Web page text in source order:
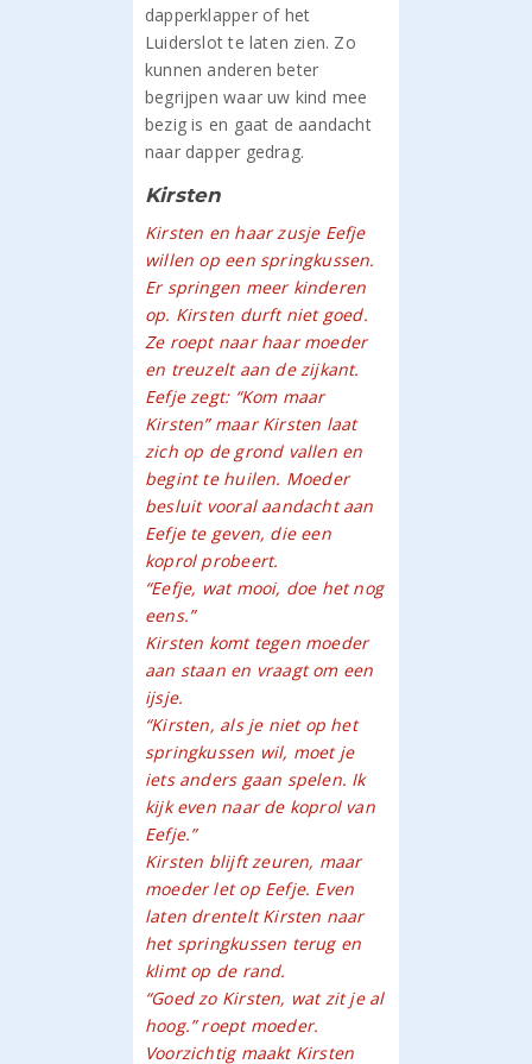
dapperklapper of het
Luiderslot te laten zien. Zo
kunnen anderen beter
begrijpen waar uw kind mee
bezig is en gaat de aandacht
naar dapper gedrag.
Kirsten
Kirsten en haar zusje Eefje
willen op een springkussen.
Er springen meer kinderen
op. Kirsten durft niet goed.
Ze roept naar haar moeder
en treuzelt aan de zijkant.
Eefje zegt: “Kom maar
Kirsten” maar Kirsten laat
zich op de grond vallen en
begint te huilen. Moeder
besluit vooral aandacht aan
Eefje te geven, die een
koprol probeert.
“Eefje, wat mooi, doe het nog
eens.”
Kirsten komt tegen moeder
aan staan en vraagt om een
ijsje.
“Kirsten, als je niet op het
springkussen wil, moet je
iets anders gaan spelen. Ik
kijk even naar de koprol van
Eefje.”
Kirsten blijft zeuren, maar
moeder let op Eefje. Even
laten drentelt Kirsten naar
het springkussen terug en
klimt op de rand.
“Goed zo Kirsten, wat zit je al
hoog.” roept moeder.
Voorzichtig maakt Kirsten